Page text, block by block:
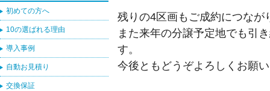
残りの4区画もご成約につなが
また来年の分譲予定地でも引
す。
今後ともどうぞよろしくお願
初めての方へ
10の選ばれる理由
導入事例
自動お見積り
交換保証